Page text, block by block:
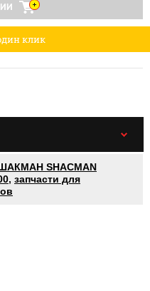
клик
SHACMAN
, запчасти для